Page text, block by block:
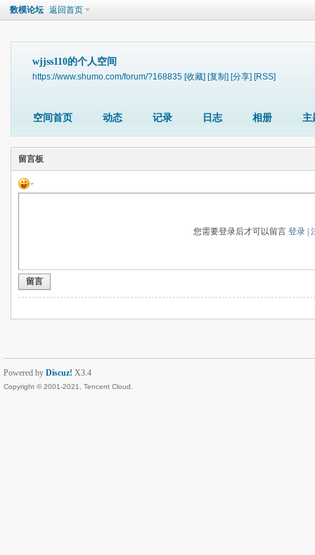
数模论坛 返回首页
wjjss110的个人空间
https://www.shumo.com/forum/?168835 [收藏] [复制] [分享] [RSS]
空间首页 动态 记录 日志 相册 主
留言板
您需要登录后才可以留言登录 |
留言
Powered by Discuz! X3.4
Copyright © 2001-2021, Tencent Cloud.